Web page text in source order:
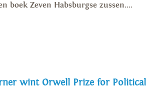
boek Zeven Habsburgse zussen....
wint Orwell Prize for Political